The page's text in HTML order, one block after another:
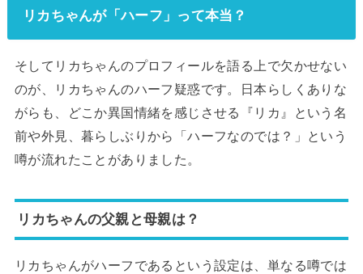
リカちゃんが「ハーフ」って本当？
そしてリカちゃんのプロフィールを語る上で欠かせない
のが、リカちゃんのハーフ疑惑です。日本らしくありな
がらも、どこか異国情緒を感じさせる『リカ』という名
前や外見、暮らしぶりから「ハーフなのでは？」という
噂が流れたことがありました。
リカちゃんの父親と母親は？
リカちゃんがハーフであるという設定は、単なる噂では